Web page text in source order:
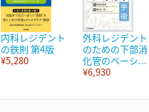
内科レジデント
の鉄則 第4版
¥5,280
外科レジデント
のための下部消
化管のベーシ...
¥6,930